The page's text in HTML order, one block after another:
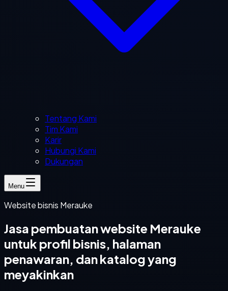
Tentang Kami
Tim Kami
Karir
Hubungi Kami
Dukungan
Menu
Website bisnis Merauke
Jasa pembuatan website Merauke
untuk profil bisnis, halaman
penawaran, dan katalog yang
meyakinkan